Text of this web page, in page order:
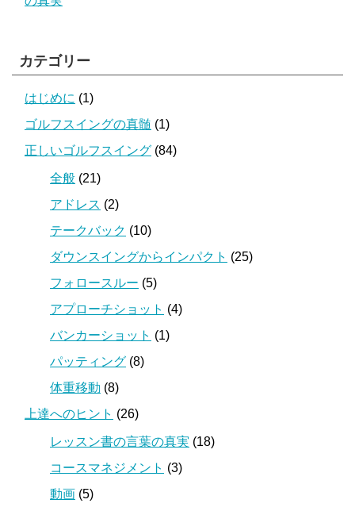
カテゴリー
はじめに (1)
ゴルフスイングの真髄 (1)
正しいゴルフスイング (84)
全般 (21)
アドレス (2)
テークバック (10)
ダウンスイングからインパクト (25)
フォロースルー (5)
アプローチショット (4)
バンカーショット (1)
パッティング (8)
体重移動 (8)
上達へのヒント (26)
レッスン書の言葉の真実 (18)
コースマネジメント (3)
動画 (5)